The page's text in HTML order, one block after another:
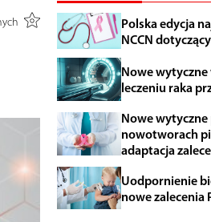
Polska edycja
NCCN
Nowe
leczeniu raka
Nowe
nowotworach
adaptacja
Uodpornienie
nowe zalecenia